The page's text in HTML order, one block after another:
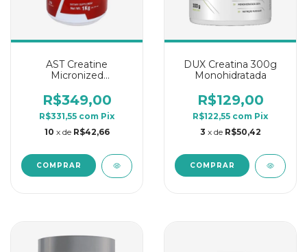
AST Creatine
Micronized
R$349,00
R$331,55 com Pix
10 x de R$42,66
DUX Creatina 300g
Monohidratada
R$129,00
R$122,55 com Pix
3 x de R$50,42